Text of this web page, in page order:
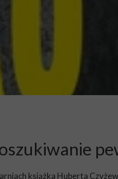
książka Huberta